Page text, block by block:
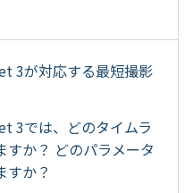
3が対応する最短撮影
3では、どのタイムラ
すか？ どのパラメータ
すか？